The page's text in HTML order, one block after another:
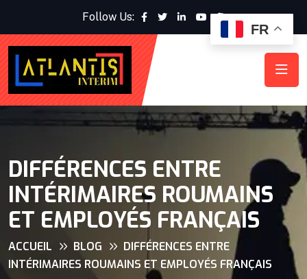
Follow Us:
DIFFÉRENCES ENTRE
INTÉRIMAIRES ROUMAINS
ET EMPLOYÉS FRANÇAIS
ACCUEIL BLOG
DIFFÉRENCES ENTRE
INTÉRIMAIRES ROUMAINS ET EMPLOYÉS FRANÇAIS
FR